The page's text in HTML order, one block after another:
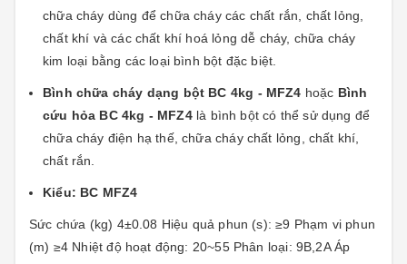
chữa cháy dùng để chữa cháy các chất rắn, chất lỏng,
chất khí và các chất khí hoá lỏng dễ cháy, chữa cháy
kim loại bằng các loại bình bột đặc biệt.
Bình chữa cháy dạng bột BC 4kg - MFZ4 hoặc Bình
cứu hỏa BC 4kg - MFZ4 là bình bột có thể sử dụng để
chữa cháy điện hạ thế, chữa cháy chất lỏng, chất khí,
chất rắn.
Kiểu: BC MFZ4
Sức chứa (kg) 4±0.08 Hiệu quả phun (s): ≥9 Phạm vi phun
(m) ≥4 Nhiệt độ hoạt động: 20~55 Phân loại: 9B,2A Áp